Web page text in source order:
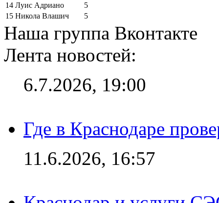
14 Луис Адриано
5
15 Никола Влашич 5
Наша группа Вконтакте
Лента новостей:
6.7.2026, 19:00
Где в Краснодаре
11.6.2026, 16:57